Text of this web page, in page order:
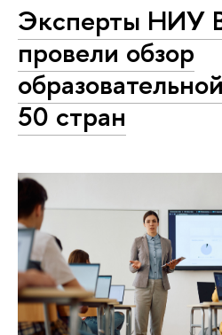
Эксперты
провели обзор
50 стран